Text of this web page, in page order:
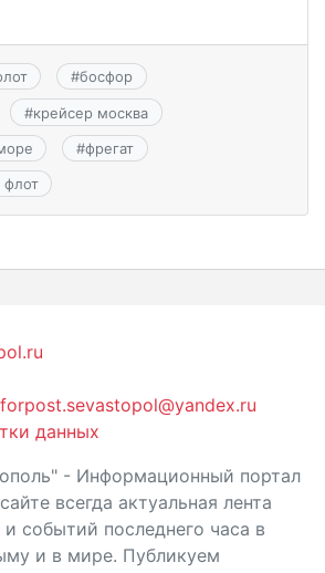
#босфор
#крейсер москва
#фрегат
forpost.sevastopol@yandex.ru
данных
- Информационный портал
всегда актуальная лента
событий последнего часа в
и в мире. Публикуем